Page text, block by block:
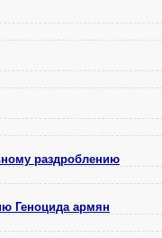
раздроблению
Геноцида армян